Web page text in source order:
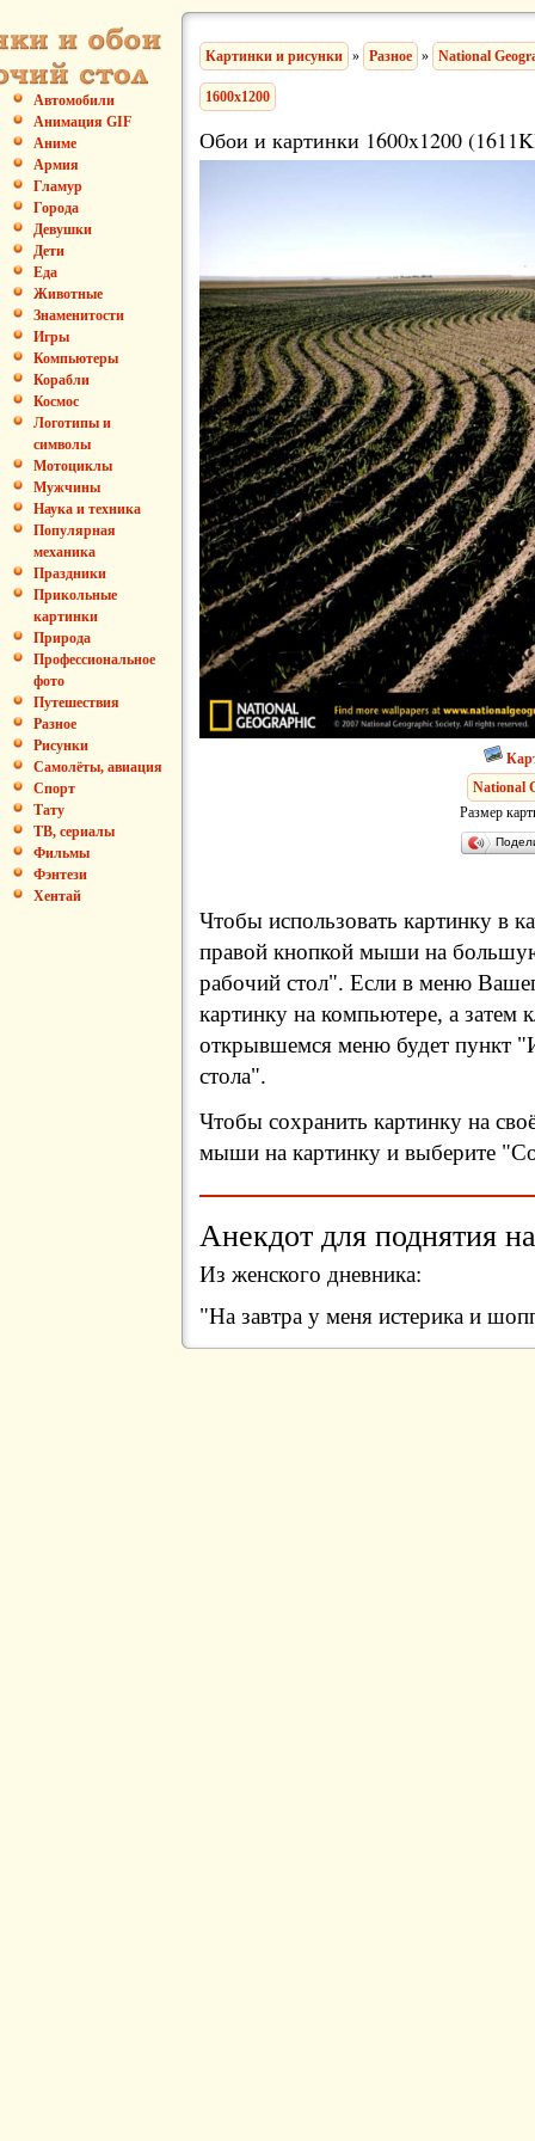
Автомобили
Анимация GIF
Аниме
Армия
Гламур
Города
Девушки
Дети
Еда
Животные
Знаменитости
Игры
Компьютеры
Корабли
Космос
Логотипы и
символы
Мотоциклы
Мужчины
Наука и техника
Популярная
механика
Праздники
Прикольные
картинки
Природа
Профессиональное
фото
Путешествия
Разное
Рисунки
Самолёты, авиация
Спорт
Тату
ТВ, сериалы
Фильмы
Фэнтези
Хентай
Картинки и рисунки » Разное » National
1600x1200
Обои и картинки 1600x1200
National
Размер
Чтобы использовать картинку в
правой кнопкой мыши на
рабочий стол". Если в меню
картинку на компьютере, а затем
открывшемся меню будет пункт
стола".
Чтобы сохранить картинку на
мыши на картинку и выберите
Анекдот для поднятия
Из женского дневника:
"На завтра у меня истерика и